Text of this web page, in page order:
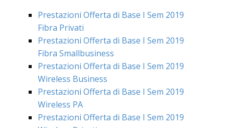
Prestazioni Offerta di Base I Sem 2019
Fibra Privati
Prestazioni Offerta di Base I Sem 2019
Fibra Smallbusiness
Prestazioni Offerta di Base I Sem 2019
Wireless Business
Prestazioni Offerta di Base I Sem 2019
Wireless PA
Prestazioni Offerta di Base I Sem 2019